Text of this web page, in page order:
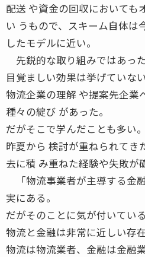
配送 や資金の回収においても
い うもので、スキーム自体は
したモデルに近い。
先鋭的な取り組みではあっ
目覚ましい効果は挙げていない
物流企業の理解 や提案先企業
種々の綻び があった。
だがそこで学んだことも多い。
昨夏から 検討が重ねられてき
去に積 み重ねた経験や失敗が
「物流事業者が主導する金
実にある。
だがそのことに気が付いてい
物流と金融は非常に近しい存
物流は物流業者、金融は金融